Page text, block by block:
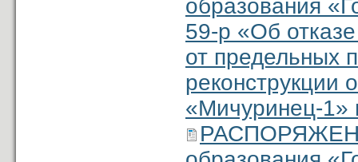
образования
59-р «Об
от предельных
реконструкции
«Мичуринец-1»